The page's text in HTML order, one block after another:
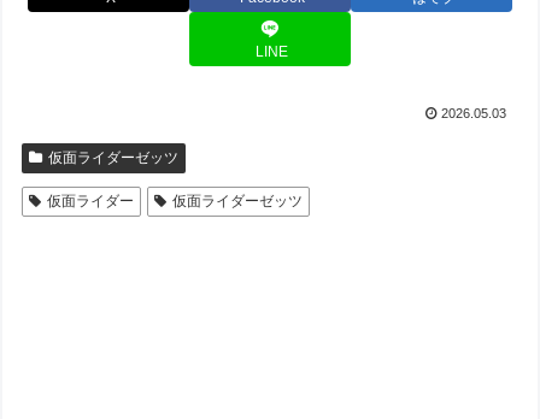
LINE
2026.05.03
仮面ライダーゼッツ
仮面ライダー 仮面ライダーゼッツ